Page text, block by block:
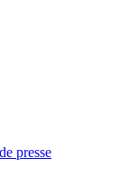
presse